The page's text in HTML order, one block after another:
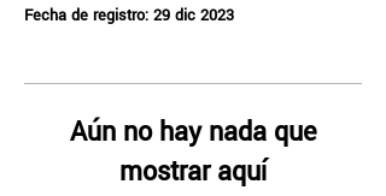
mercedesselina
Fecha de registro: 29 dic 2023
Aún no hay nada que
mostrar aquí